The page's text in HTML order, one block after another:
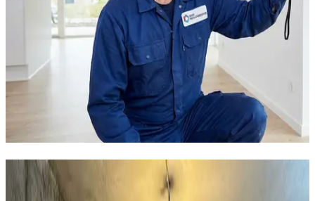
Sådan løser vi fugten i din bolig i
Nysted